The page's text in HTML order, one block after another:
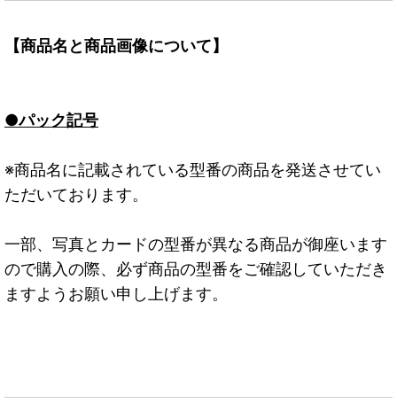
【商品名と商品画像について】
●パック記号
※商品名に記載されている型番の商品を発送させてい
ただいております。
一部、写真とカードの型番が異なる商品が御座います
ので購入の際、必ず商品の型番をご確認していただき
ますようお願い申し上げます。